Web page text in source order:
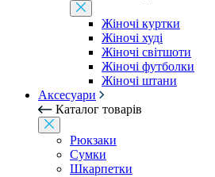
Жіночі куртки
Жіночі худі
Жіночі світшоти
Жіночі футболки
Жіночі штани
Аксесуари
Каталог товарів
Рюкзаки
Сумки
Шкарпетки